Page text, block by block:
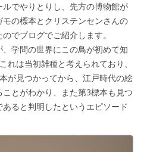
でやりとりし、先方の博物館が
の標本とクリステンセンさんの
でブログでご紹介します。
学問の世界にこの鳥が初めて知
れは当初雑種と考えられており、
が見つかってから、江戸時代の絵
とがわかり、また第3標本も見つ
ると判明したというエピソード